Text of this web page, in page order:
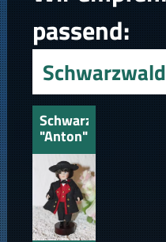
Schwarzwald
Schwarzwaldbub
"Anton"
14cm